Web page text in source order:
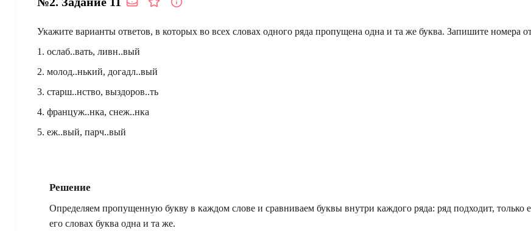
Укажите варианты ответов, в которых во всех словах одного ряда пропущена одна и та же буква. Запишите номера
1. ослаб..вать, ливн..вый
2. молод..нький, догадл..вый
3. старш..нство, выздоров..ть
4. француж..нка, снеж..нка
5. еж..вый, парч..вый
Решение
Определяем пропущенную букву в каждом слове и сравниваем буквы внутри каждого ряда: ряд подходит, только
его словах буква одна и та же.